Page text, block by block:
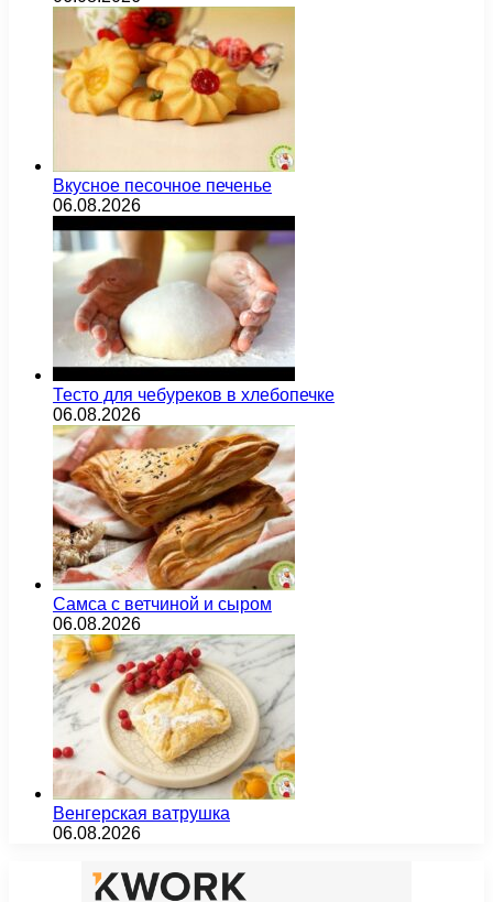
Вкусное песочное печенье
06.08.2026
Тесто для чебуреков в хлебопечке
06.08.2026
Самса с ветчиной и сыром
06.08.2026
Венгерская ватрушка
06.08.2026